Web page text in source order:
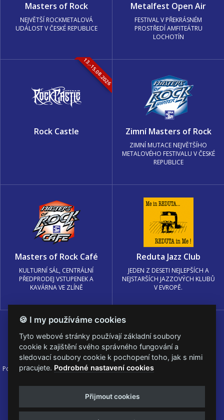
Masters of Rock
NEJVĚTŠÍ ROCKMETALOVÁ
UDÁLOST V ČESKÉ REPUBLICE
Metalfest Open Air
FESTIVAL V PŘEKRÁSNÉM
PROSTŘEDÍ AMFITEÁTRU
LOCHOTÍN
13.-15.08.2026
Rock Castle Zimní Masters of Rock
ZIMNÍ MUTACE NEJVĚTŠÍHO
METALOVÉHO FESTIVALU V ČESKÉ
REPUBLICE
Masters of Rock Café
KULTURNÍ SÁL, CENTRÁLNÍ
PŘEDPRODEJ VSTUPENEK A
KAVÁRNA VE ZLÍNĚ
Reduta Jazz Club
JEDEN Z DESETI NEJLEPŠÍCH A
NEJSTARŠÍCH JAZZOVÝCH KLUBŮ
V EVROPĚ.
Podmínky užití 🍪 Změnit nastavení cookies.
© PRAGOKONCERT BOHEMIA, a.s.
Web s
k metalu vytvořila creatia.tech s.r.o. a
🍪 I my používáme cookies
Tyto webové stránky používají základní soubory
cookie k zajištění svého správného fungování a
sledovací soubory cookie k pochopení toho, jak s nimi
pracujete. Podrobné nastavení cookies
Přijmout cookies